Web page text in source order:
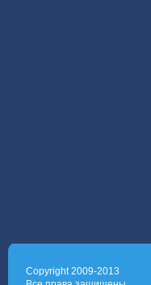
Copyright 2009-2013